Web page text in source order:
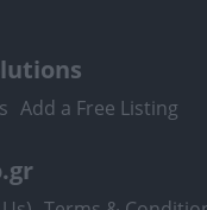
Add a Free Listing